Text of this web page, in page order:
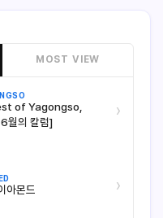
MOST VIEW
of Yagongso,
월의 칼럼]
›
아몬드 ›